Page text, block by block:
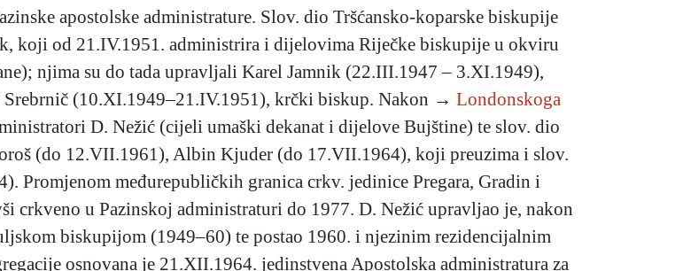
apostolske administrature. Slov. dio Tršćansko-koparske biskupije
koji od 21.IV.1951. administrira i dijelovima Riječke biskupije u okviru
njima su do tada upravljali Karel Jamnik (22.III.1947 – 3.XI.1949),
(10.XI.1949–21.IV.1951), krčki biskup. Nakon → Londonskoga
D. Nežić (cijeli umaški dekanat i dijelove Bujštine) te slov. dio
(do 12.VII.1961), Albin Kjuder (do 17.VII.1964), koji preuzima i slov.
Promjenom međurepubličkih granica crkv. jedinice Pregara, Gradin i
crkveno u Pazinskoj administraturi do 1977. D. Nežić upravljao je, nakon
biskupijom (1949–60) te postao 1960. i njezinim rezidencijalnim
osnovana je 21.XII.1964. jedinstvena Apostolska administratura za